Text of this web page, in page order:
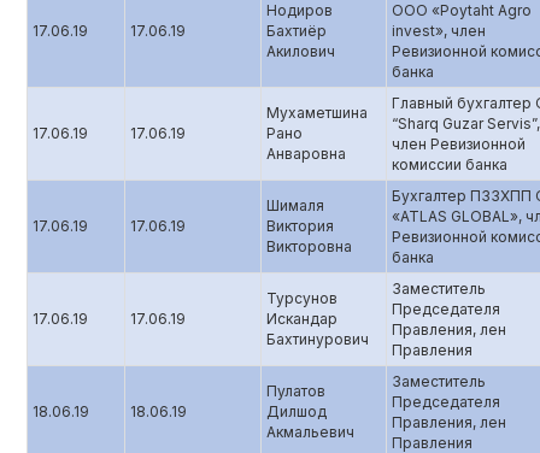
17.06.19 17.06.19
Нодиров
Бахтиёр
Акилович
ООО «Poytaht Agro
invest», член
Ревизионной
банка
17.06.19 17.06.19
Мухаметшина
Рано
Анваровна
Главный
“Sharq Guzar Servis”,
член Ревизионной
комиссии банка
17.06.19 17.06.19
Шималя
Виктория
Викторовна
Бухгалтер ПЗЗХПП
«ATLAS GLOBAL»,
Ревизионной
банка
17.06.19 17.06.19
Турсунов
Искандар
Бахтинурович
Заместитель
Председателя
Правления, лен
Правления
18.06.19 18.06.19
Пулатов
Дилшод
Акмальевич
Заместитель
Председателя
Правления, лен
Правления